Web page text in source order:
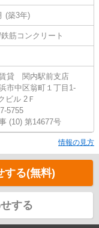
(築3年)
筋コンクリート
貸 関内駅前支店
市中区翁町１丁目1-
ビル 2Ｆ
5755
(10) 第14677号
情報の見方
する(無料)
する